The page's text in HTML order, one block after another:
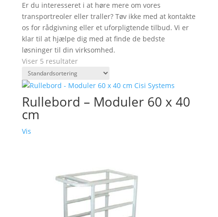
Er du interesseret i at høre mere om vores
transportreoler eller traller? Tøv ikke med at kontakte
os for rådgivning eller et uforpligtende tilbud. Vi er
klar til at hjælpe dig med at finde de bedste
løsninger til din virksomhed.
Viser 5 resultater
Rullebord – Moduler 60 x 40
cm
Vis